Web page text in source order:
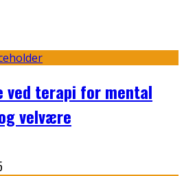
ved terapi for mental
velvære